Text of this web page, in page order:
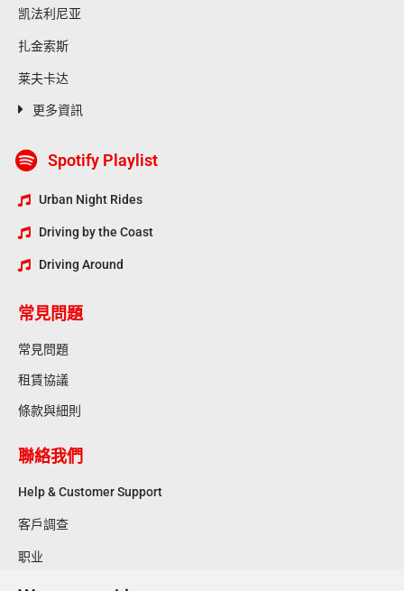
凯法利尼亚
扎金索斯
莱夫卡达
更多資訊
Spotify Playlist
Urban Night Rides
Driving by the Coast
Driving Around
常見問題
常見問題
租賃協議
條款與細則
聯絡我們
Help & Customer Support
客戶調查
职业